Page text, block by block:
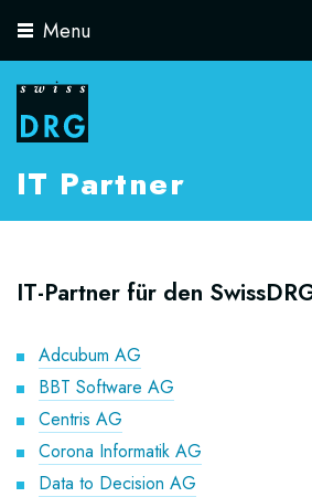
Toggle
Menu
IT Partner
IT-Partner für den
Adcubum AG
BBT Software AG
Centris AG
Corona Informatik AG
Data to Decision AG